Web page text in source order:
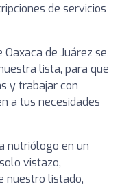
de servicios
de Juárez se
lista, para que
y trabajar con
a tus necesidades
nutriólogo en un
vistazo,
nuestro listado,